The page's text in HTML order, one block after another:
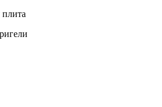
плита